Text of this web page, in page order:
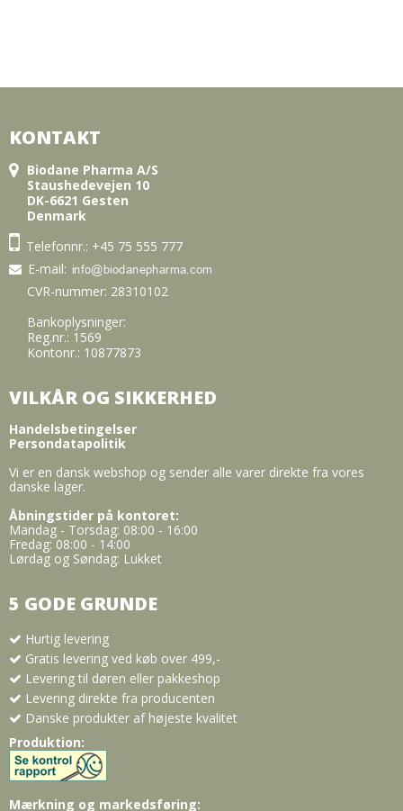
KONTAKT
Biodane Pharma A/S
Staushedevejen 10
DK-6621 Gesten
Denmark
Telefonnr.: +45 75 555 777
E-mail:
CVR-nummer: 28310102
Bankoplysninger:
Reg.nr.: 1569
Kontonr.: 10877873
VILKÅR OG SIKKERHED
Handelsbetingelser
Persondatapolitik
Vi er en dansk webshop og sender alle varer direkte fra vores
danske lager.
Åbningstider på kontoret:
Mandag - Torsdag: 08:00 - 16:00
Fredag: 08:00 - 14:00
Lørdag og Søndag: Lukket
5 GODE GRUNDE
Hurtig levering
Gratis levering ved køb over 499,-
Levering til døren eller pakkeshop
Levering direkte fra producenten
Danske produkter af højeste kvalitet
Produktion:
Mærkning og markedsføring: